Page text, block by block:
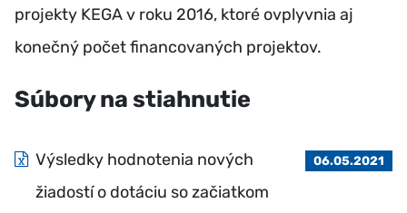
projekty KEGA v roku 2016, ktoré ovplyvnia aj
konečný počet financovaných projektov.
Súbory na stiahnutie
Výsledky hodnotenia nových
žiadostí o dotáciu so začiatkom
06.05.2021